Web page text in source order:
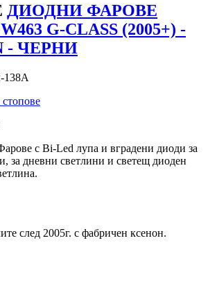
ДИОДНИ ФАРОВЕ
G-CLASS (2005+) -
- ЧЕРНИ
138A
с Bi-Led лупа и вградени диоди за
за дневни светлини и светещ диоден
след 2005г. с фабричен ксенон.